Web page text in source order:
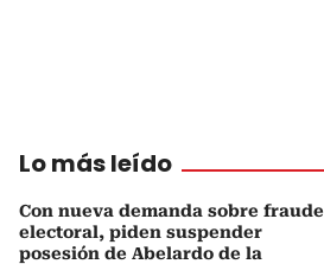
Lo más leído
Con nueva demanda sobre fraude
electoral, piden suspender
posesión de Abelardo de la